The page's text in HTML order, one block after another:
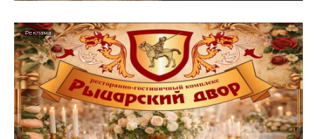
Реклама